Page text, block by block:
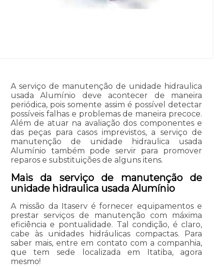
A serviço de manutenção de unidade hidraulica
usada Alumínio deve acontecer de maneira
periódica, pois somente assim é possível detectar
possíveis falhas e problemas de maneira precoce.
Além de atuar na avaliação dos componentes e
das peças para casos imprevistos, a serviço de
manutenção de unidade hidraulica usada
Alumínio também pode servir para promover
reparos e substituições de alguns itens.
Mais da serviço de manutenção de
unidade hidraulica usada Alumínio
A missão da Itaserv é fornecer equipamentos e
prestar serviços de manutenção com máxima
eficiência e pontualidade. Tal condição, é claro,
cabe às unidades hidráulicas compactas. Para
saber mais, entre em contato com a companhia,
que tem sede localizada em Itatiba, agora
mesmo!